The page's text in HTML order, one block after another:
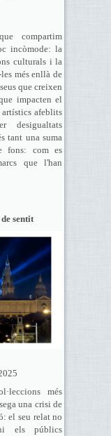
compartim
incòmode: la
culturals i la
més enllà de
que creixen
impacten el
artístics afeblits
desigualtats
tant una suma
fons: com es
que l'han
sentit
més
una crisi de
el seu relat no
els públics